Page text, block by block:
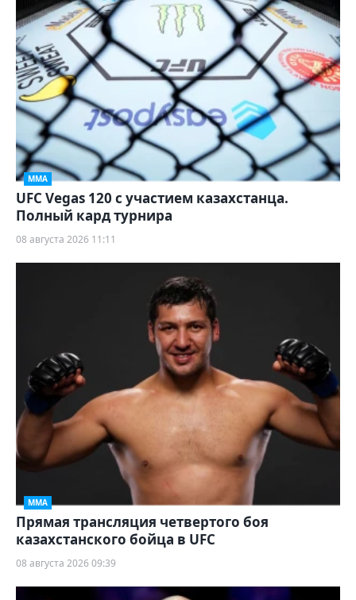
ММА
UFC Vegas 120 с участием казахстанца.
Полный кард турнира
08 августа 2026 11:11
ММА
Прямая трансляция четвертого боя
казахстанского бойца в UFC
08 августа 2026 09:39